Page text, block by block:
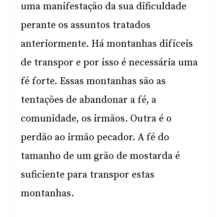
uma manifestação da sua dificuldade
perante os assuntos tratados
anteriormente. Há montanhas difíceis
de transpor e por isso é necessária uma
fé forte. Essas montanhas são as
tentações de abandonar a fé, a
comunidade, os irmãos. Outra é o
perdão ao irmão pecador. A fé do
tamanho de um grão de mostarda é
suficiente para transpor estas
montanhas.